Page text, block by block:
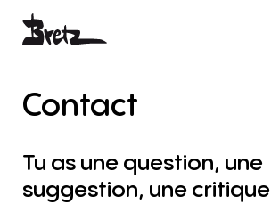
Contact
Tu asunequestion, une
suggestion, unecritique